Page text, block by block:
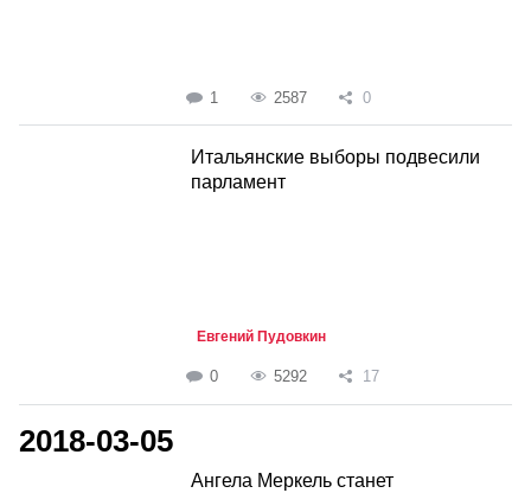
1 2587 0
Итальянские выборы подвесили
парламент
Евгений Пудовкин
0 5292 17
2018-03-05
Ангела Меркель станет